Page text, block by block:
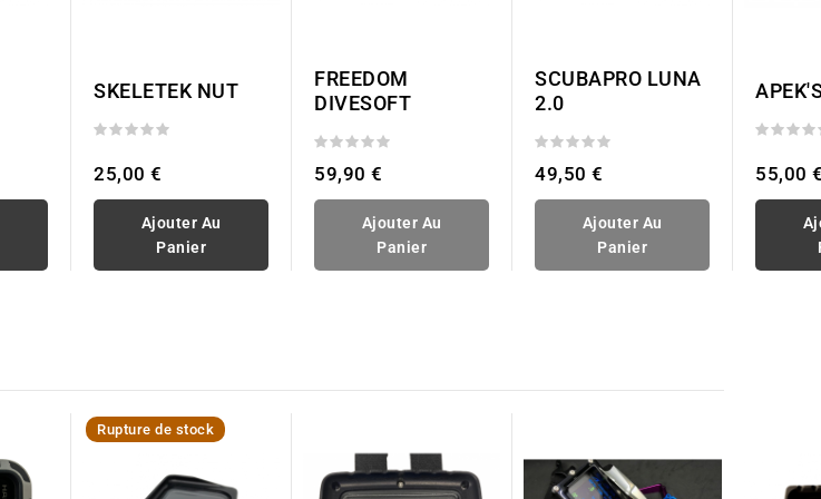
SKELETEK NUT
25,00 €
Ajouter Au
Panier
FREEDOM
DIVESOFT
59,90 €
Ajouter Au
Panier
SCUBAPRO LUNA
2.0
49,50 €
Ajouter Au
Panier
55,00
Rupture de stock